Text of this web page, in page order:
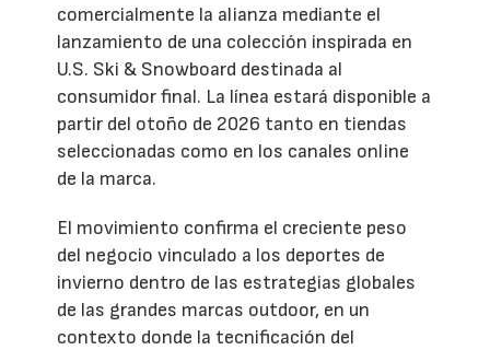
comercialmente la alianza mediante el
lanzamiento de una colección inspirada en
U.S. Ski & Snowboard destinada al
consumidor final. La línea estará disponible a
partir del otoño de 2026 tanto en tiendas
seleccionadas como en los canales online
de la marca.
El movimiento confirma el creciente peso
del negocio vinculado a los deportes de
invierno dentro de las estrategias globales
de las grandes marcas outdoor, en un
contexto donde la tecnificación del